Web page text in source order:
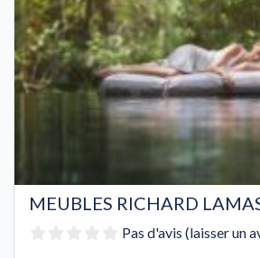
MEUBLES RICHARD
Pas d'avis (laisser un